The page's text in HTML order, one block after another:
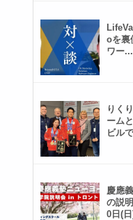
oを裏
ワー...
りく
ーム
ビル
慶應
の説
0日(